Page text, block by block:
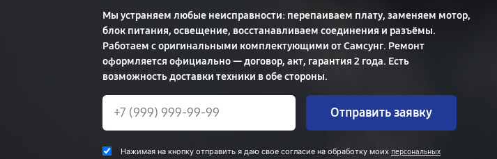
Мы устраняем любые неисправности: перепаиваем плату, заменяем мотор,
блок питания, освещение, восстанавливаем соединения и разъёмы.
Работаем с оригинальными комплектующими от Самсунг. Ремонт
оформляется официально — договор, акт, гарантия 2 года. Есть
возможность доставки техники в обе стороны.
Отправить заявку
Нажимая на кнопку отправить я даю свое согласие на обработку моих персональных